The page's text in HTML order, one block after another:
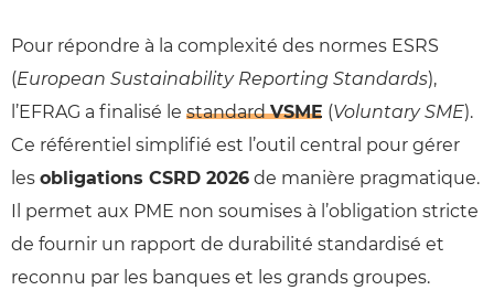
Pour répondre à la complexité des normes ESRS
(European Sustainability Reporting Standards),
l’EFRAG a finalisé le standardVSME (Voluntary SME).
Ce référentiel simplifié est l’outil central pour gérer
les obligations CSRD 2026 de manière pragmatique.
Il permet aux PME non soumises à l’obligation stricte
de fournir un rapport de durabilité standardisé et
reconnu par les banques et les grands groupes.